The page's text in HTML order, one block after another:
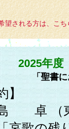
方は、こち
2025
「聖書
北学